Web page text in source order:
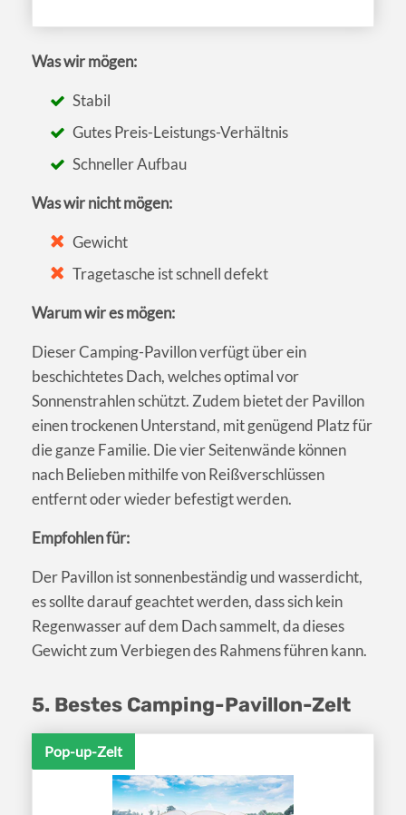
Was wir mögen:
Stabil
Gutes Preis-Leistungs-Verhältnis
Schneller Aufbau
Was wir nicht mögen:
Gewicht
Tragetasche ist schnell defekt
Warum wir es mögen:
Dieser Camping-Pavillon verfügt über ein
beschichtetes Dach, welches optimal vor
Sonnenstrahlen schützt. Zudem bietet der Pavillon
einen trockenen Unterstand, mit genügend Platz für
die ganze Familie. Die vier Seitenwände können
nach Belieben mithilfe von Reißverschlüssen
entfernt oder wieder befestigt werden.
Empfohlen für:
Der Pavillon ist sonnenbeständig und wasserdicht,
es sollte darauf geachtet werden, dass sich kein
Regenwasser auf dem Dach sammelt, da dieses
Gewicht zum Verbiegen des Rahmens führen kann.
5. Bestes Camping-Pavillon-Zelt
Pop-up-Zelt